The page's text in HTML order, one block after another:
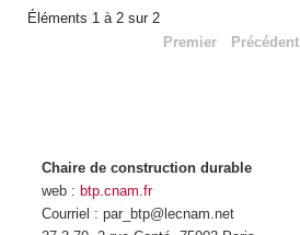
Éléments 1 à 2 sur 2
Premier
Précédent
Chaire de construction durable
web : btp.cnam.fr
Courriel : par_btp@lecnam.net